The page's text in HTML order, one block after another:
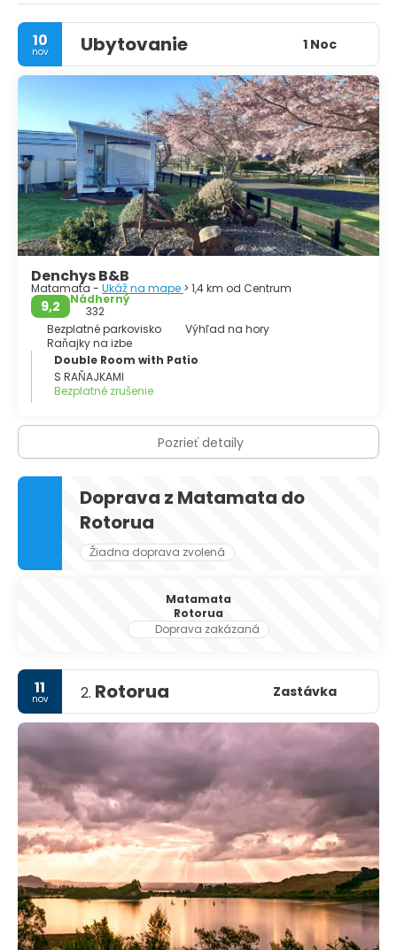
Tower má historické budovy, vrátane školy a väznice,
ktoré dokumentujú históriu osadníkov v regióne.
10
nov Ubytovanie 1 Noc
Denchys B&B
Matamata - Ukáž na mape > 1,4 km od Centrum
9,2
Nádherný
332
Bezplatné parkovisko
Výhľad na hory
Raňajky na izbe
Double Room with Patio
S RAŇAJKAMI
Bezplatné zrušenie
Pozrieť detaily
Doprava z Matamata do
Rotorua
Žiadna doprava zvolená
Matamata
Rotorua
Doprava zakázaná
11
nov 2. Rotorua Zastávka